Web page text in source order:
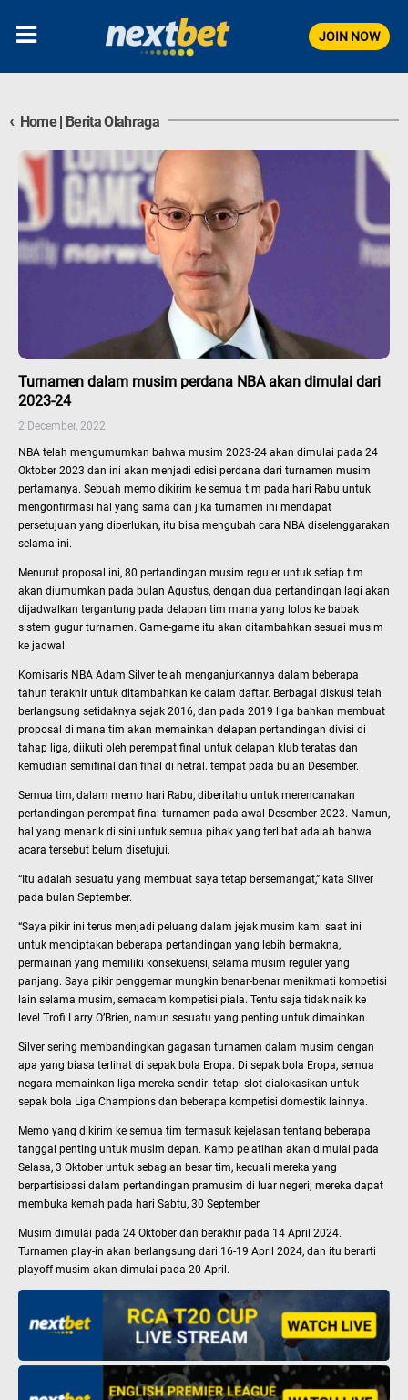
JOIN NOW
‹ Home | Berita Olahraga
Turnamen dalam musim perdana NBA akan dimulai dari
2023-24
2 December, 2022
NBA telah mengumumkan bahwa musim 2023-24 akan dimulai pada 24
Oktober 2023 dan ini akan menjadi edisi perdana dari turnamen musim
pertamanya. Sebuah memo dikirim ke semua tim pada hari Rabu untuk
mengonfirmasi hal yang sama dan jika turnamen ini mendapat
persetujuan yang diperlukan, itu bisa mengubah cara NBA diselenggarakan
selama ini.
Menurut proposal ini, 80 pertandingan musim reguler untuk setiap tim
akan diumumkan pada bulan Agustus, dengan dua pertandingan lagi akan
dijadwalkan tergantung pada delapan tim mana yang lolos ke babak
sistem gugur turnamen. Game-game itu akan ditambahkan sesuai musim
ke jadwal.
Komisaris NBA Adam Silver telah menganjurkannya dalam beberapa
tahun terakhir untuk ditambahkan ke dalam daftar. Berbagai diskusi telah
berlangsung setidaknya sejak 2016, dan pada 2019 liga bahkan membuat
proposal di mana tim akan memainkan delapan pertandingan divisi di
tahap liga, diikuti oleh perempat final untuk delapan klub teratas dan
kemudian semifinal dan final di netral. tempat pada bulan Desember.
Semua tim, dalam memo hari Rabu, diberitahu untuk merencanakan
pertandingan perempat final turnamen pada awal Desember 2023. Namun,
hal yang menarik di sini untuk semua pihak yang terlibat adalah bahwa
acara tersebut belum disetujui.
“Itu adalah sesuatu yang membuat saya tetap bersemangat,” kata Silver
pada bulan September.
“Saya pikir ini terus menjadi peluang dalam jejak musim kami saat ini
untuk menciptakan beberapa pertandingan yang lebih bermakna,
permainan yang memiliki konsekuensi, selama musim reguler yang
panjang. Saya pikir penggemar mungkin benar-benar menikmati kompetisi
lain selama musim, semacam kompetisi piala. Tentu saja tidak naik ke
level Trofi Larry O’Brien, namun sesuatu yang penting untuk dimainkan.
Silver sering membandingkan gagasan turnamen dalam musim dengan
apa yang biasa terlihat di sepak bola Eropa. Di sepak bola Eropa, semua
negara memainkan liga mereka sendiri tetapi slot dialokasikan untuk
sepak bola Liga Champions dan beberapa kompetisi domestik lainnya.
Memo yang dikirim ke semua tim termasuk kejelasan tentang beberapa
tanggal penting untuk musim depan. Kamp pelatihan akan dimulai pada
Selasa, 3 Oktober untuk sebagian besar tim, kecuali mereka yang
berpartisipasi dalam pertandingan pramusim di luar negeri; mereka dapat
membuka kemah pada hari Sabtu, 30 September.
Musim dimulai pada 24 Oktober dan berakhir pada 14 April 2024.
Turnamen play-in akan berlangsung dari 16-19 April 2024, dan itu berarti
playoff musim akan dimulai pada 20 April.